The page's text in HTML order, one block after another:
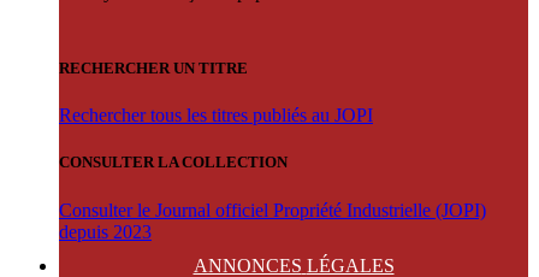
RECHERCHER UN TITRE
Rechercher tous les titres publiés au JOPI
CONSULTER LA COLLECTION
Consulter le Journal officiel Propriété Industrielle (JOPI)
depuis 2023
ANNONCES LÉGALES